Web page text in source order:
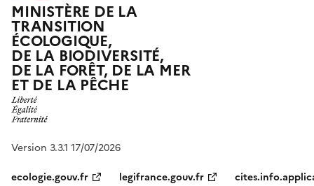
MINISTÈRE DE LA
TRANSITION
ÉCOLOGIQUE,
DE LA BIODIVERSITÉ,
DE LA FORÊT, DE LA MER
ET DE LA PÊCHE
Version 3.3.1 17/07/2026
ecologie.gouv.fr
legifrance.gouv.fr